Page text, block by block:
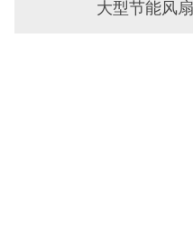
大型节能风扇